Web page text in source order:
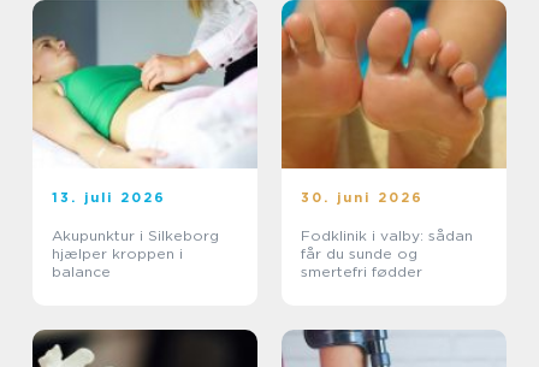
13. juli 2026
Akupunktur i Silkeborg
hjælper kroppen i
balance
30. juni 2026
Fodklinik i valby: sådan
får du sunde og
smertefri fødder